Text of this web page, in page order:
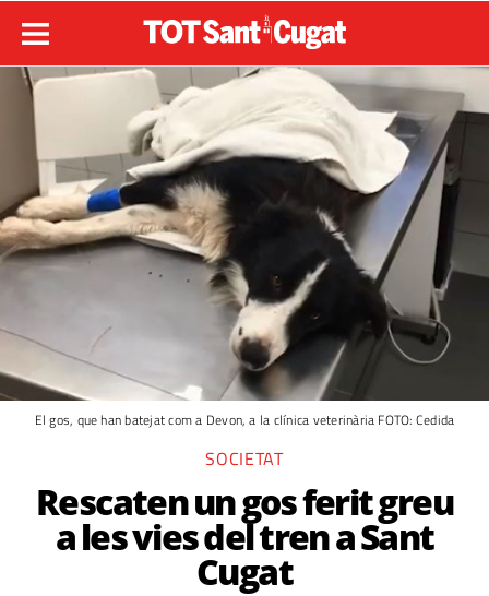
El gos, que han batejat com a Devon, a la clínica veterinària FOTO: Cedida
SOCIETAT
Rescaten un gos ferit greu
a les vies del tren a Sant
Cugat